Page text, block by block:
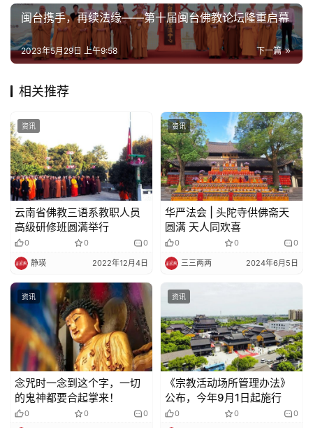
闽台携手，再续法缘——第十届闽台佛教论坛隆重启幕
下一篇
2023年5月29日 上午9:58
相关推荐
资讯
云南省佛教三语系教职人员
高级研修班圆满举行
0 0 0
静瑛 2022年12月4日
资讯
华严法会 | 头陀寺供佛斋天
圆满 天人同欢喜
0 0 0
三三两两 2024年6月5日
资讯
念咒时一念到这个字，一切
的鬼神都要合起掌来！
0 0 0
资讯
《宗教活动场所管理办法》
公布，今年9月1日起施行
0 0 0